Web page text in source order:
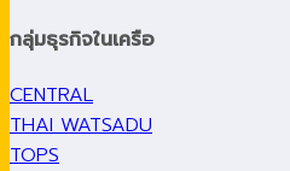
กลุ่มธุรกิจในเครือ
CENTRAL
THAI WATSADU
TOPS